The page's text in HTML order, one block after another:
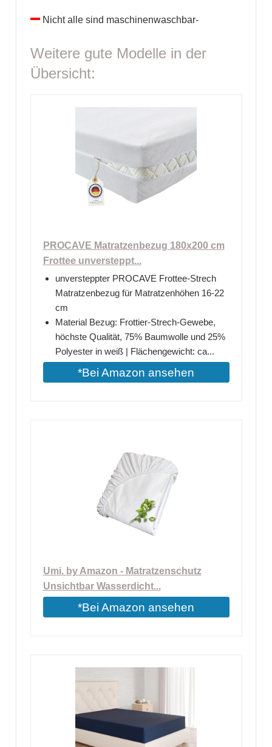
Nicht alle sind maschinenwaschbar-
Weitere gute Modelle in der
Übersicht:
PROCAVE Matratzenbezug 180x200 cm
Frottee unversteppt...
unversteppter PROCAVE Frottee-Strech
Matratzenbezug für Matratzenhöhen 16-22
cm
Material Bezug: Frottier-Strech-Gewebe,
höchste Qualität, 75% Baumwolle und 25%
Polyester in weiß | Flächengewicht: ca...
*Bei Amazon ansehen
Umi. by Amazon - Matratzenschutz
Unsichtbar Wasserdicht...
*Bei Amazon ansehen